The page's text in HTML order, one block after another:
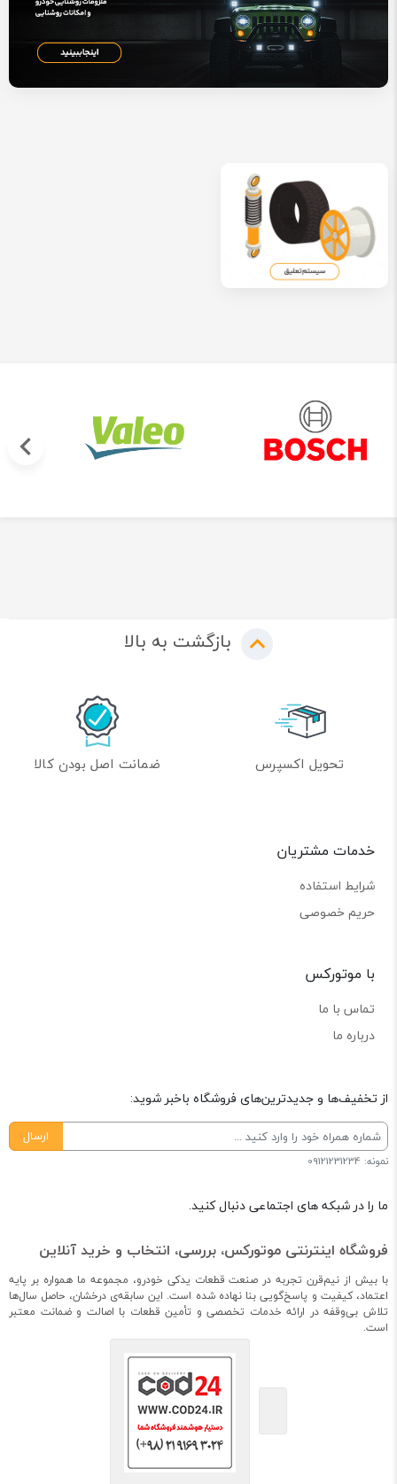
بازگشت به بالا
تحویل اکسپرس ضمانت اصل بودن کالا
خدمات مشتریان
شرایط استفاده
حریم خصوصی
با موتورکس
تماس با ما
درباره ما
از تخفیف‌ها و جدیدترین‌های فروشگاه باخبر شوید:
ارسال
نمونه: 09121231234
ما را در شبکه های اجتماعی دنبال کنید.
فروشگاه اینترنتی موتورکس، بررسی، انتخاب و خرید آنلاین
با بیش از نیم‌قرن تجربه در صنعت قطعات یدکی خودرو، مجموعه ما همواره بر پایه
اعتماد، کیفیت و پاسخ‌گویی بنا نهاده شده است. این سابقه‌ی درخشان، حاصل سال‌ها
تلاش بی‌وقفه در ارائه خدمات تخصصی و تأمین قطعات با اصالت و ضمانت معتبر
است.